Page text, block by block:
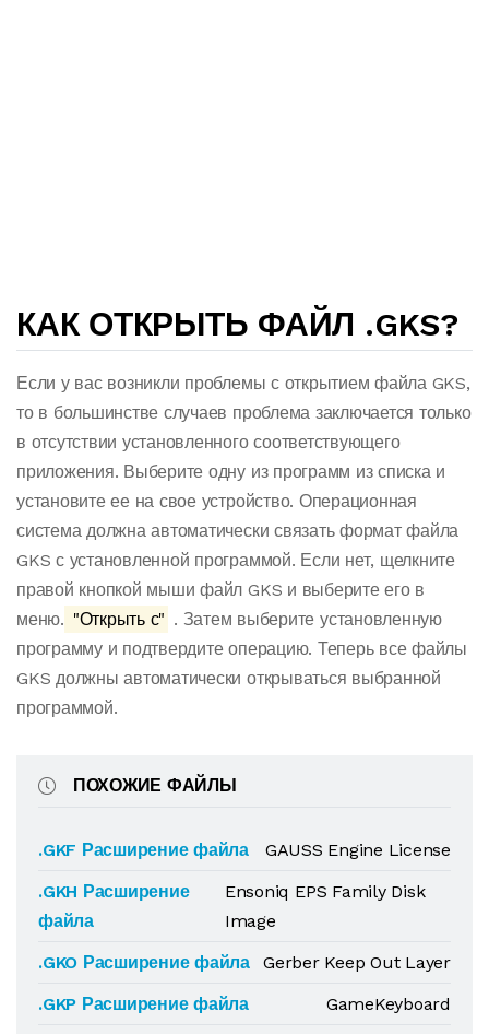
КАК ОТКРЫТЬ ФАЙЛ .GKS?
Если у вас возникли проблемы с открытием файла GKS,
то в большинстве случаев проблема заключается только
в отсутствии установленного соответствующего
приложения. Выберите одну из программ из списка и
установите ее на свое устройство. Операционная
система должна автоматически связать формат файла
GKS с установленной программой. Если нет, щелкните
правой кнопкой мыши файл GKS и выберите его в
меню. "Открыть с" . Затем выберите установленную
программу и подтвердите операцию. Теперь все файлы
GKS должны автоматически открываться выбранной
программой.
ПОХОЖИЕ ФАЙЛЫ
.GKF Расширение файла
GAUSS Engine License
.GKH Расширение
файла
Ensoniq EPS Family Disk
Image
.GKO Расширение файла
Gerber Keep Out Layer
.GKP Расширение файла
GameKeyboard